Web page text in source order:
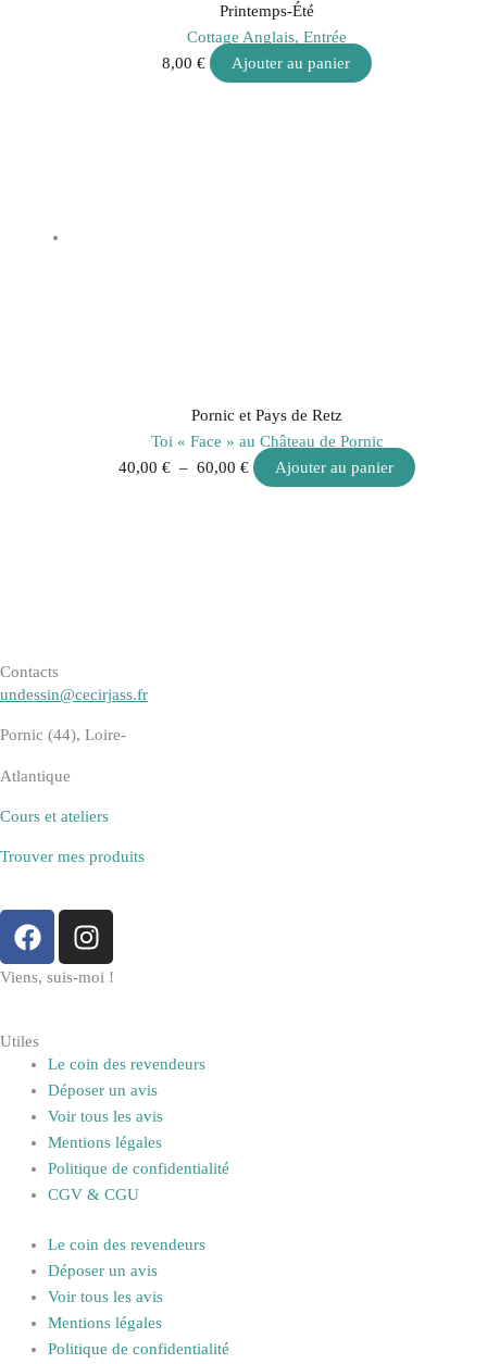
Printemps-Été
Cottage Anglais, Entrée
8,00€ Ajouter au panier
Pornic et Pays de Retz
Toi « Face » au Château de Pornic
40,00€ – 60,00€ Ajouter au panier
Contacts
undessin@cecirjass.fr
Pornic (44), Loire-
Atlantique
Cours et ateliers
Trouver mes produits
F
a
c
b
o
o
k
I
n
s
g
r
a
m
Viens, suis-moi !
Utiles
Le coin des revendeurs
Déposer un avis
Voir tous les avis
Mentions légales
Politique de confidentialité
CGV & CGU
Le coin des revendeurs
Déposer un avis
Voir tous les avis
Mentions légales
Politique de confidentialité